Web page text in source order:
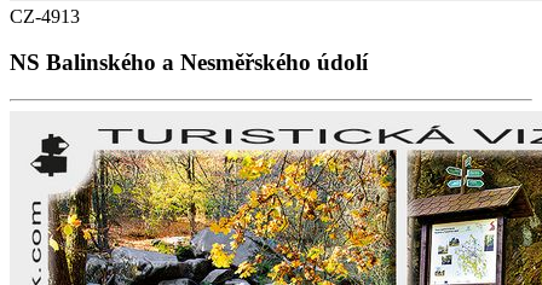
CZ-4913
NS Balinského a Nesměřského údolí